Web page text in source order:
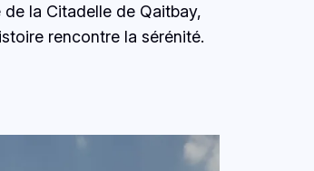
la Citadelle de Qaitbay,
rencontre la sérénité.